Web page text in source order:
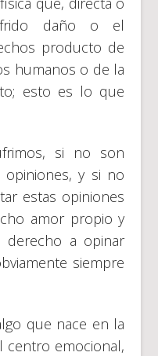
daño o el
producto de
humanos o de la
esto es lo que
si no son
y si no
estas opiniones
amor propio y
derecho a opinar
siempre
que nace en la
centro emocional,